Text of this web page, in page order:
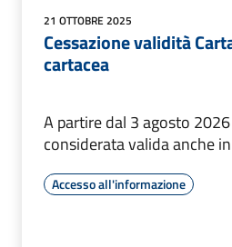
21 OTTOBRE 2025
Cessazione validità
cartacea
A partire dal 3 agosto
considerata valida anche
Accesso all'informazione